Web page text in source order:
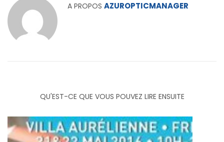
A PROPOS AZUROPTICMANAGER
QU'EST-CE QUE VOUS POUVEZ LIRE ENSUITE